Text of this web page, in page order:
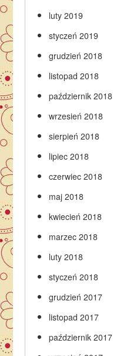
luty 2019
styczeń 2019
grudzień 2018
listopad 2018
październik 2018
wrzesień 2018
sierpień 2018
lipiec 2018
czerwiec 2018
maj 2018
kwiecień 2018
marzec 2018
luty 2018
styczeń 2018
grudzień 2017
listopad 2017
październik 2017